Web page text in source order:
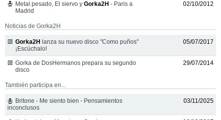
Metal pesado, El siervo y Gorka2H - Paris a
Madrid
02/10/2012
Noticias de Gorka2H
Gorka2H lanza su nuevo disco "Como puños"
¡Escúchalo!
05/07/2017
Gorka de DosHermanos prepara su segundo
disco
29/07/2014
También participa en...
Britone - Me siento bien - Pensamientos
inconclusos
03/11/2025